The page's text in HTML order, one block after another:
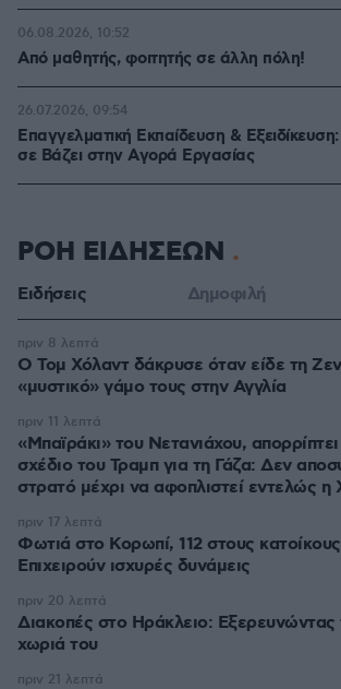
Από μαθητής, φοιτητής σε άλλη πόλη!
06.08.2026, 10:52
Επαγγελματική Εκπαίδευση &
σε Bάζει στην Aγορά Eργασίας
26.07.2026, 09:54
ΡΟΗ ΕΙΔΗΣΕΩΝ
Ειδήσεις Δημοφιλή
Ο Τομ Χόλαντ δάκρυσε όταν είδε τη
«μυστικό» γάμο τους στην Αγγλία
πριν 8 λεπτά
«Μπαϊράκι» του Νετανιάχου,
σχέδιο του Τραμπ για τη Γάζα: Δεν
στρατό μέχρι να αφοπλιστεί εντελώς η
πριν 11 λεπτά
Φωτιά στο Κορωπί, 112 στους κατοίκους
Επιχειρούν ισχυρές δυνάμεις
πριν 17 λεπτά
Διακοπές στο Ηράκλειο: Εξερευνώντας
χωριά του
πριν 20 λεπτά
πριν 21 λεπτά